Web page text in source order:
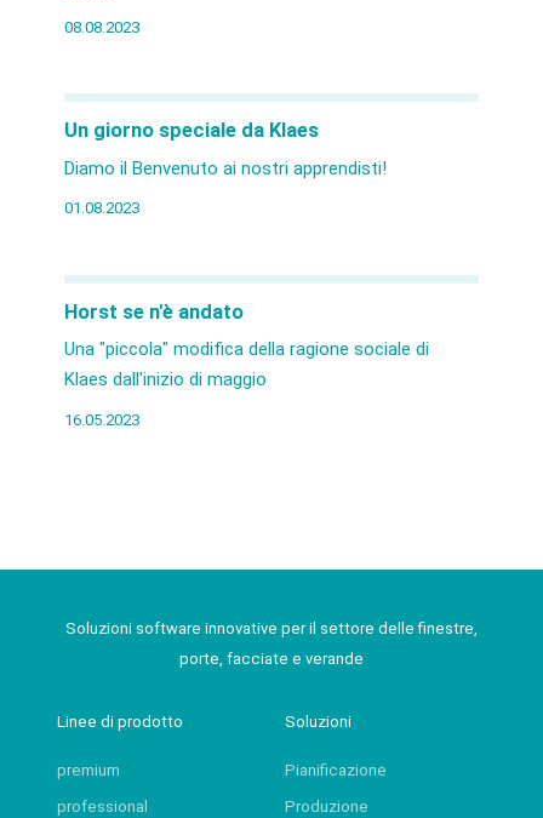
08.08.2023
Un giorno speciale da Klaes
Diamo il Benvenuto ai nostri apprendisti!
01.08.2023
Horst se n'è andato
Una "piccola" modifica della ragione sociale di
Klaes dall'inizio di maggio
16.05.2023
Soluzioni software innovative per il settore delle finestre,
porte, facciate e verande
Linee di prodotto
premium
professional
Soluzioni
Pianificazione
Produzione